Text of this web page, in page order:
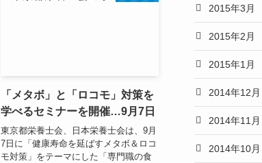
「メタボ」と「ロコモ」対策を
学べるセミナーを開催…9月7日
東京都栄養士会、日本栄養士会は、9月
7日に「健康寿命を延ばすメタボ＆ロコ
モ対策」をテーマにした「専門職の食
2015年3月
2015年2月
2015年1月
2014年12月
2014年11月
2014年10月